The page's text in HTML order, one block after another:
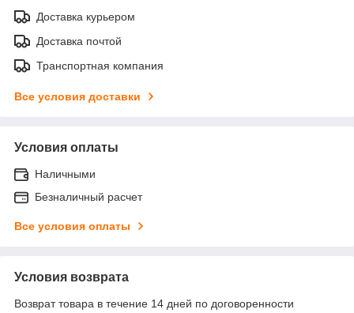
Доставка курьером
Доставка почтой
Транспортная компания
Все условия доставки
Условия оплаты
Наличными
Безналичный расчет
Все условия оплаты
Условия возврата
Возврат товара в течение 14 дней по договоренности